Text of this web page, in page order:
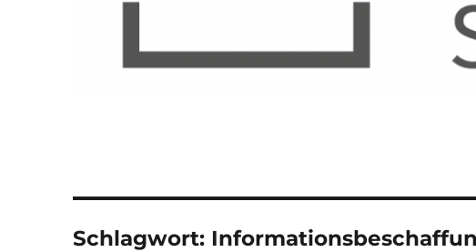
Schlagwort: